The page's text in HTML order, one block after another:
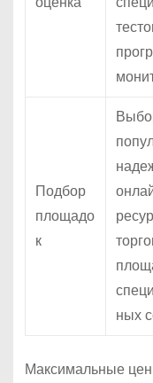
Подбор
площадо
к
ных
Максимальные